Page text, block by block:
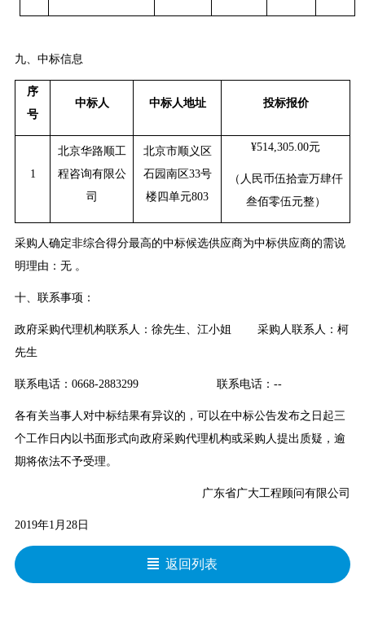
九、 中标信息
序
号
中标人 中标人地址 投标报价
1
北京华路顺工
程咨询有限公
司
北京市顺义区
石园南区33号
楼四单元803
¥514,305.00元
（人民币伍拾壹万肆仟
叁佰零伍元整）
采购人确定非综合得分最高的中标候选供应商为中标供应商的需说
明理由：无 。
十、联系事项：
政府采购代理机构联系人： 徐先生、江小姐 采购人联系人 ：柯
先生
联系电话：0668-2883299 联系电话：--
各有关当事人对中标结果有异议的，可以在中标公告发布之日起三
个工作日内以书面形式向政府采购代理机构或采购人提出质疑，逾
期将依法不予受理。
广东省广大工程顾问有限公司
201 9年1 月 28 日
返回列表